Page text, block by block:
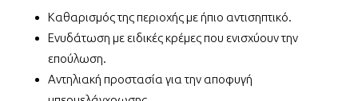
Καθαρισμός της περιοχής με ήπιο αντισηπτικό.
Ενυδάτωση με ειδικές κρέμες που ενισχύουν την
επούλωση.
Αντηλιακή προστασία για την αποφυγή